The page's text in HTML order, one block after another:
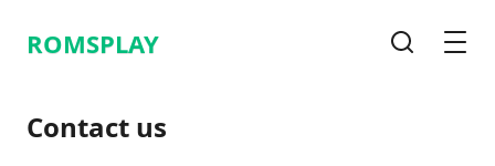
ROMSPLAY
Contact us